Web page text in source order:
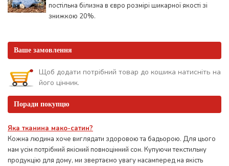
постільна білизна в євро розмірі шикарної якості зі
знижкою 20%.
Ваше замовлення
Щоб додати потрібний товар до кошика натисніть на
його цінник.
Поради покупцю
Яка тканина мако-сатин?
Кожна людина хоче виглядати здоровою та бадьорою. Для цього
нам усім потрібний якісний повноцінний сон. Купуючи текстильну
продукцію для дому, ми звертаємо увагу насамперед на якість